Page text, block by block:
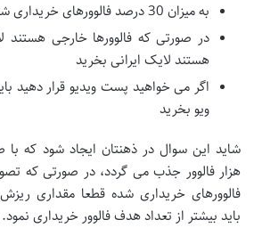
به میزان 30 درصد فالوورهای خریداری شده لایک بخرید
در صورتی که فالوورها خارجی هستند
هستند لایک ایرانی بخرید
اگر می خواهید پست ویدیو قرار دهید
ویو بخرید
هزار فالوور جذب می گردد، در صورتی که
فالوورهای خریداری شده قطعا مقداری
باید بیشتر از تعداد هدف فالوور خریداری نمود.